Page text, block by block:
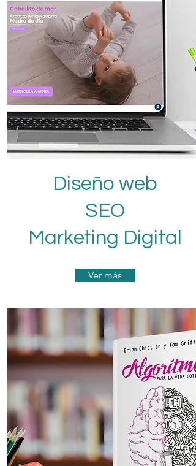
Diseño web
SEO
Marketing Digital
Ver más